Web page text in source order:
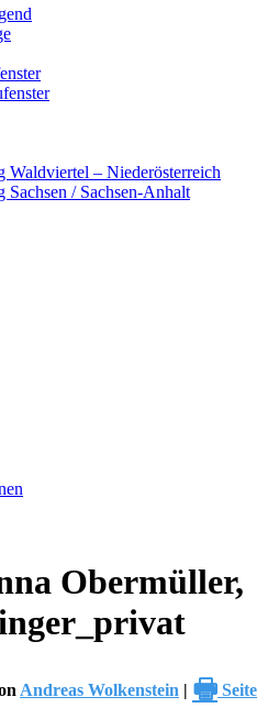
Waldviertel – Niederösterreich
Sachsen / Sachsen-Anhalt
Obermüller,
Andreas Wolkenstein | 🖶 Seite